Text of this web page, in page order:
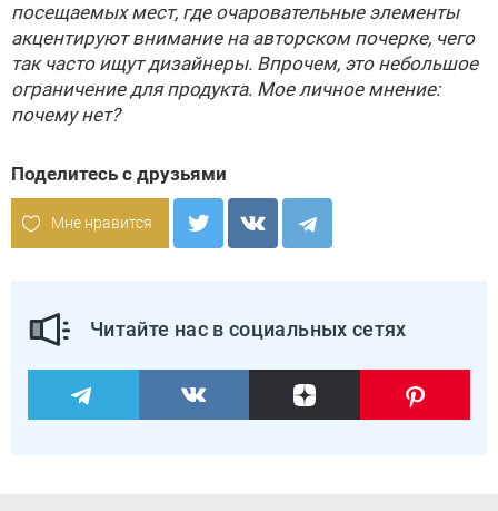
посещаемых мест, где очаровательные элементы
акцентируют внимание на авторском почерке, чего
так часто ищут дизайнеры. Впрочем, это небольшое
ограничение для продукта. Мое личное мнение:
почему нет?
Поделитесь с друзьями
Мне нравится
Читайте нас в социальных сетях